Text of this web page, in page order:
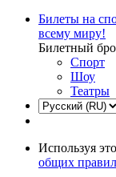
Билеты на
всему миру!
Билетный
Спорт
Шоу
Театры
Используя
общих